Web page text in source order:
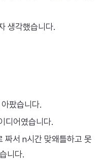
생각했습니다.
팠습니다.
디어였습니다.
짜서 n시간 맞왜틀하고 못
니다.